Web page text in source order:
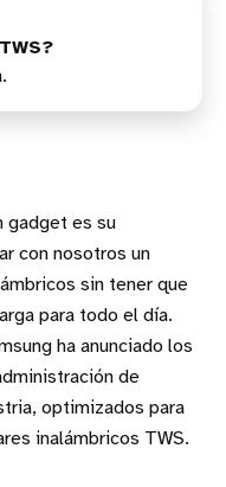
gadget es su
con nosotros un
sin tener que
para todo el día.
ha anunciado los
de
optimizados para
inalámbricos TWS.